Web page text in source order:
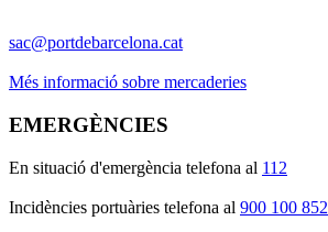
sac@portdebarcelona.cat
Més informació sobre mercaderies
EMERGÈNCIES
En situació d'emergència telefona al 112
Incidències portuàries telefona al 900 100 852